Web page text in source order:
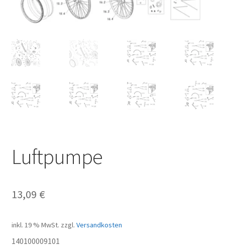
Luftpumpe
13,09 €
inkl. 19 % MwSt. zzgl. Versandkosten
140100009101